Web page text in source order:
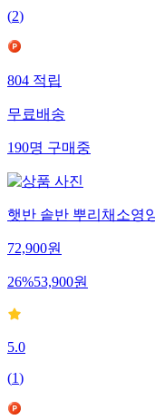
(2)
804적립
무료배송
190명구매중
햇반 솥반 뿌리채소영
72,900원
26%53,900원
5.0
(1)